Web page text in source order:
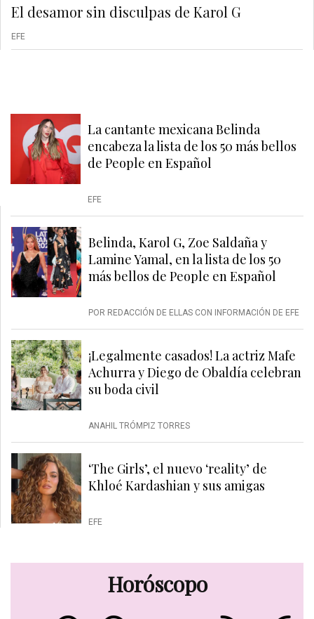
El desamor sin disculpas de Karol G
EFE
La cantante mexicana Belinda
encabeza la lista de los 50 más bellos
de People en Español
EFE
Belinda, Karol G, Zoe Saldaña y
Lamine Yamal, en la lista de los 50
más bellos de People en Español
POR REDACCIÓN DE ELLAS CON INFORMACIÓN DE EFE
¡Legalmente casados! La actriz Mafe
Achurra y Diego de Obaldía celebran
su boda civil
ANAHIL TRÓMPIZ TORRES
‘The Girls’, el nuevo ‘reality’ de
Khloé Kardashian y sus amigas
EFE
Horóscopo